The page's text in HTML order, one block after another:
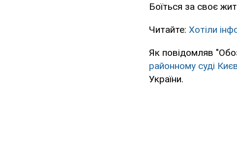
Боїться за своє
Читайте: Хотіли
Як повідомляв
районному суді
України.